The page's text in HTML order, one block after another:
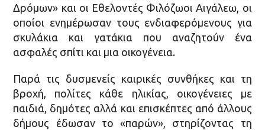
Δρόμων» και οι Εθελοντές Φιλόζωοι Αιγάλεω, οι
οποίοι ενημέρωσαν τους ενδιαφερόμενους για
σκυλάκια και γατάκια που αναζητούν ένα
ασφαλές σπίτι και μια οικογένεια.
Παρά τις δυσμενείς καιρικές συνθήκες και τη
βροχή, πολίτες κάθε ηλικίας, οικογένειες με
παιδιά, δημότες αλλά και επισκέπτες από άλλους
δήμους έδωσαν το «παρών», στηρίζοντας τη